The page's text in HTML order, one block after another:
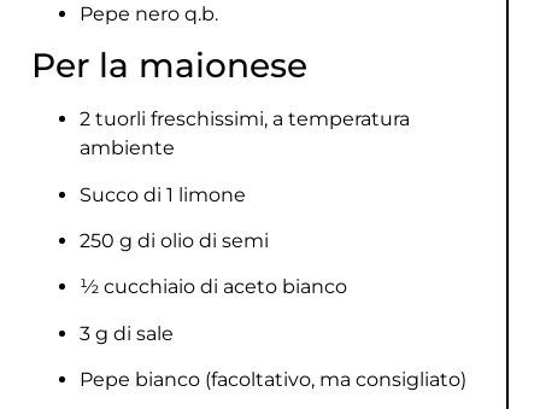
Pepe nero q.b.
Per la maionese
2 tuorli freschissimi, a temperatura
ambiente
Succo di 1 limone
250 g di olio di semi
½ cucchiaio di aceto bianco
3 g di sale
Pepe bianco (facoltativo, ma consigliato)